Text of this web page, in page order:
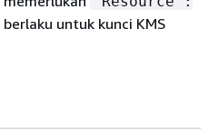
untuk kunci KMS